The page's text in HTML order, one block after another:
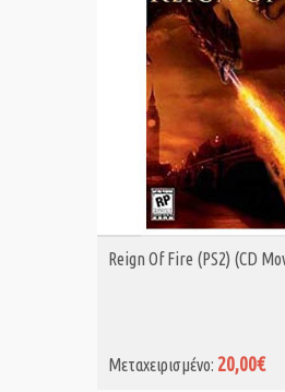
ΑΓΟΡΑ MET.
Reign Of Fire (PS2) (CD
Μεταχειρισμένο: 20,00€